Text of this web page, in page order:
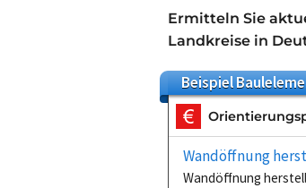
Ermitteln Sie
Landkreise in
Beispiel
Wandöffnung
Wandöffnung